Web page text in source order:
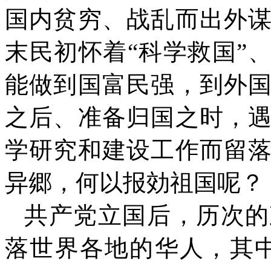
国内贫穷、战乱而出外
末民初怀着“科学救国”
能做到国富民强，到外
之后、准备归国之时，
学研究和建设工作而留
异郷，何以报効祖国呢？
共产党立国后，历次
落世界各地的华人，其